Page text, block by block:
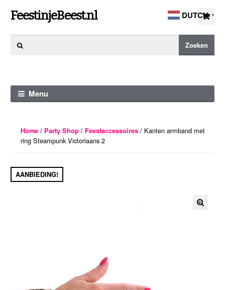
Ga
naar
navigatie
Ga
naar
de
FeestinjeBeest.nl
naar:
Zoeken
Menu
Home/ Party Shop/ Feestaccessoires/ Kanten armband met
ring Steampunk Victoriaans 2
AANBIEDING!
DUTCH ▼